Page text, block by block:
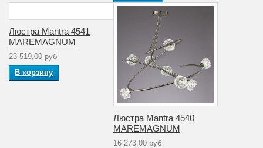
плафона
Стекло
Коллекция MAREMAGNUM
Люстра Mantra 4541
MAREMAGNUM
23 519,00 руб
В корзину
Люстра Mantra 4540
MAREMAGNUM
16 273,00 руб